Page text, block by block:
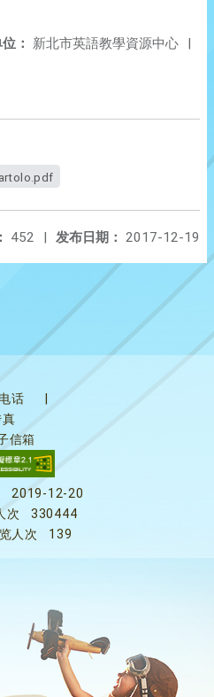
： 新北市英語教學資源中心 |
发布日期： 2017-12-19
452 |
话
信箱
2019-12-20
次
330444
人次
139